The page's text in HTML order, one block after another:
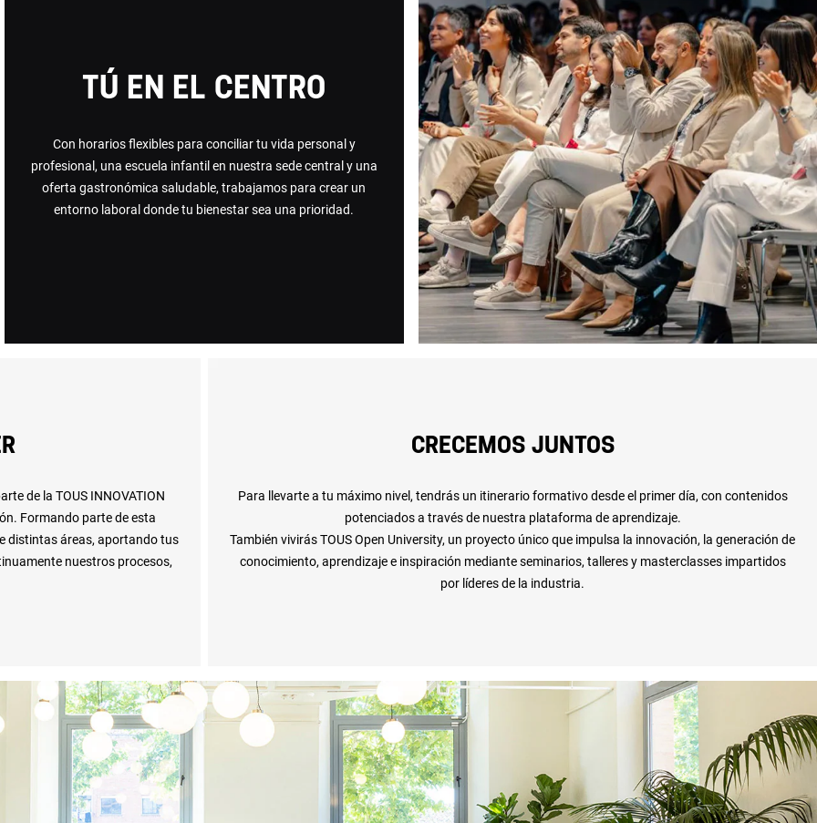
Tú en el centro
Con horarios flexibles para conciliar tu vida personal y
profesional, una escuela infantil en nuestra sede central y una
oferta gastronómica saludable, trabajamos para crear un
entorno laboral donde tu bienestar sea una prioridad.
de la TOUS INNOVATION
Formando parte de esta
distintas áreas, aportando tus
nuestros procesos,
CRECEMOS JUNTOS
Para llevarte a tu máximo nivel, tendrás un itinerario formativo desde el primer día, con contenidos
potenciados a través de nuestra plataforma de aprendizaje.
También vivirás TOUS Open University, un proyecto único que impulsa la innovación, la generación de
conocimiento, aprendizaje e inspiración mediante seminarios, talleres y masterclasses impartidos
por líderes de la industria.